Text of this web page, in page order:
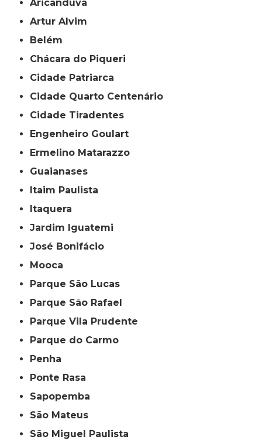
Aricanduva
Artur Alvim
Belém
Chácara do Piqueri
Cidade Patriarca
Cidade Quarto Centenário
Cidade Tiradentes
Engenheiro Goulart
Ermelino Matarazzo
Guaianases
Itaim Paulista
Itaquera
Jardim Iguatemi
José Bonifácio
Mooca
Parque São Lucas
Parque São Rafael
Parque Vila Prudente
Parque do Carmo
Penha
Ponte Rasa
Sapopemba
São Mateus
São Miguel Paulista